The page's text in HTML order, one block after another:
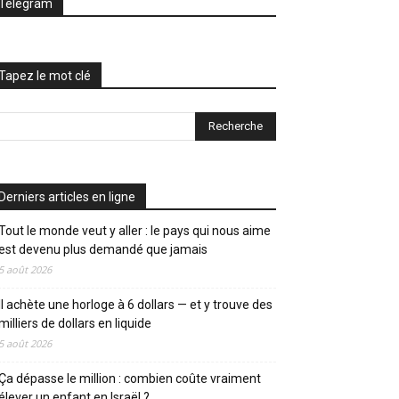
le mot clé
articles en ligne
le monde veut y aller : le pays qui nous aime
devenu plus demandé que jamais
août 2026
achète une horloge à 6 dollars — et y trouve des
de dollars en liquide
août 2026
dépasse le million : combien coûte vraiment